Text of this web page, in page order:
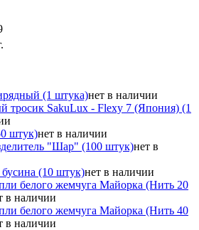
(1 штука)нет в наличии
тросик SakuLux - Flexy 7 (Япония) (1
штук)нет в наличии
"Шар" (100 штук)нет в
(10 штук)нет в наличии
белого жемчуга Майорка (Нить 20
в наличии
белого жемчуга Майорка (Нить 40
в наличии